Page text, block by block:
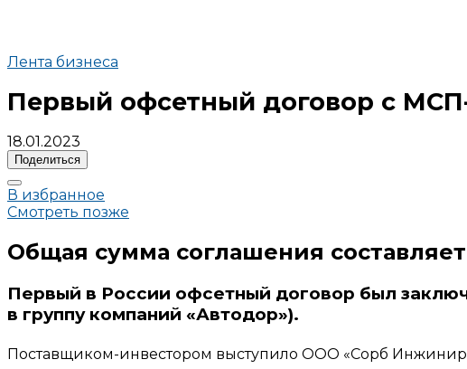
Лента бизнеса
Первый офсетный договор с
18.01.2023
Поделиться
В избранное
Смотреть позже
Общая сумма соглашения
Первый в России офсетный договор был
в группу компаний «Автодор»).
Поставщиком-инвестором выступило ООО «Сорб